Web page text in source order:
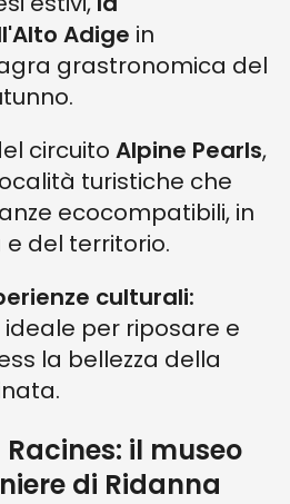
Adige in
grastronomica del
circuito Alpine Pearls,
turistiche che
ecocompatibili, in
del territorio.
culturali:
ideale per riposare e
la bellezza della
il museo
di Ridanna